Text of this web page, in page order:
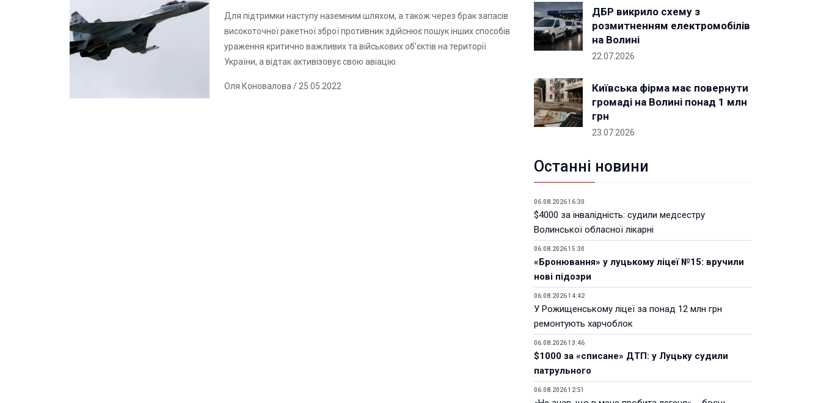
Для підтримки наступу наземним шляхом, а також через брак запасів
високоточної ракетної зброї противник здійснює пошук інших способів
ураження критично важливих та військових об’єктів на території
України, а відтак активізовує свою авіацію.
Оля Коновалова/ 25.05.2022
ДБР викрило схему з
розмитненням електромобілів
на Волині
22.07.2026
Київська фірма має повернути
громаді на Волині понад 1 млн
грн
23.07.2026
Останні новини
06.08.2026 16:30
$4000 за інвалідність: судили медсестру
Волинської обласної лікарні
06.08.2026 15:30
«Бронювання» у луцькому ліцеї №15: вручили
нові підозри
06.08.2026 14:42
У Рожищенському ліцеї за понад 12 млн грн
ремонтують харчоблок
06.08.2026 13:46
$1000 за «списане» ДТП: у Луцьку судили
патрульного
06.08.2026 12:51